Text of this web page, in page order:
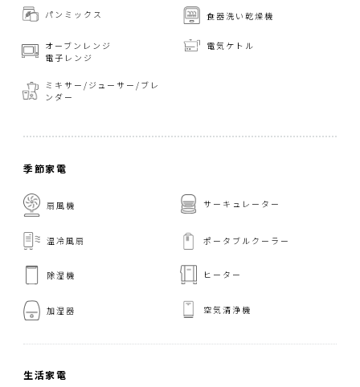
パンミックス 食器洗い乾燥機
オーブンレンジ
電子レンジ
電気ケトル
ミキサー/ジューサー/ ブレ
ンダー
季節家電
扇風機 サーキュレーター
温冷風扇 ポータブルクーラー
除湿機 ヒーター
加湿器 空気清浄機
生活家電